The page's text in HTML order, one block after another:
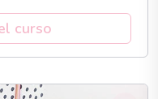
curso